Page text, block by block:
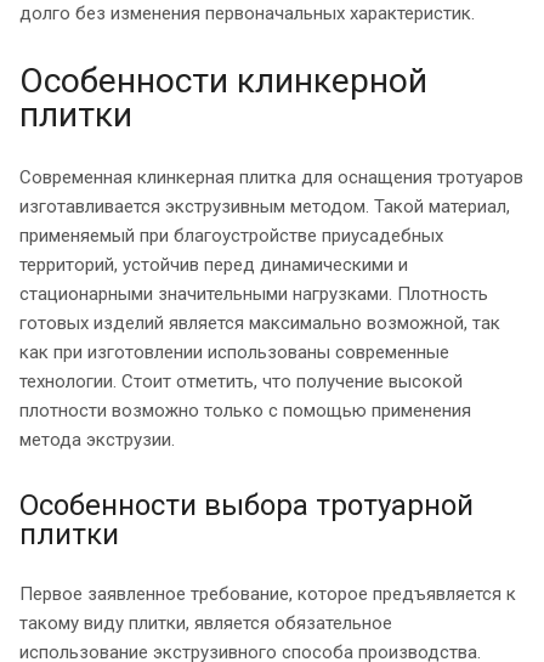
долго без изменения первоначальных характеристик.
Особенности клинкерной
плитки
Современная клинкерная плитка для оснащения тротуаров
изготавливается экструзивным методом. Такой материал,
применяемый при благоустройстве приусадебных
территорий, устойчив перед динамическими и
стационарными значительными нагрузками. Плотность
готовых изделий является максимально возможной, так
как при изготовлении использованы современные
технологии. Стоит отметить, что получение высокой
плотности возможно только с помощью применения
метода экструзии.
Особенности выбора тротуарной
плитки
Первое заявленное требование, которое предъявляется к
такому виду плитки, является обязательное
использование экструзивного способа производства.